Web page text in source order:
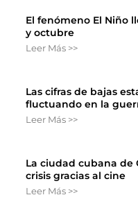
El fenómeno El Niño
y octubre
Leer Más >>
Las cifras de bajas
fluctuando en la
Leer Más >>
La ciudad cubana de
crisis gracias al cine
Leer Más >>